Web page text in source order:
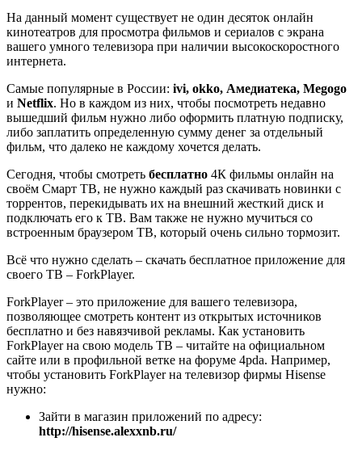
На данный момент существует не один десяток онлайн
кинотеатров для просмотра фильмов и сериалов с экрана
вашего умного телевизора при наличии высокоскоростного
интернета.
Самые популярные в России: ivi, okko, Амедиатека, Megogo
и Netflix. Но в каждом из них, чтобы посмотреть недавно
вышедший фильм нужно либо оформить платную подписку,
либо заплатить определенную сумму денег за отдельный
фильм, что далеко не каждому хочется делать.
Сегодня, чтобы смотреть бесплатно 4К фильмы онлайн на
своём Смарт ТВ, не нужно каждый раз скачивать новинки с
торрентов, перекидывать их на внешний жесткий диск и
подключать его к ТВ. Вам также не нужно мучиться со
встроенным браузером ТВ, который очень сильно тормозит.
Всё что нужно сделать – скачать бесплатное приложение для
своего ТВ – ForkPlayer.
ForkPlayer – это приложение для вашего телевизора,
позволяющее смотреть контент из открытых источников
бесплатно и без навязчивой рекламы. Как установить
ForkPlayer на свою модель ТВ – читайте на официальном
сайте или в профильной ветке на форуме 4pda. Например,
чтобы установить ForkPlayer на телевизор фирмы Hisense
нужно:
Зайти в магазин приложений по адресу:
http://hisense.alexxnb.ru/